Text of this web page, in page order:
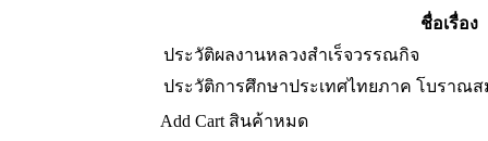
ชื่อเรื่อง
ประวัติผลงานหลวงสำเร็จวรรณกิจ
ประวัติการศึกษาประเทศไทยภาค โบราณ
Add Cart สินค้าหมด